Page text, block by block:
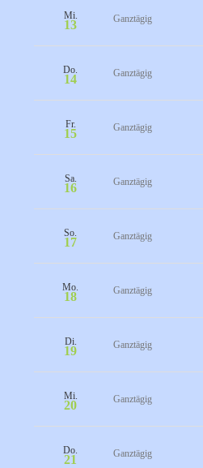
Mi.
13 Ganztägig
Do.
14 Ganztägig
Fr.
15 Ganztägig
Sa.
16 Ganztägig
So.
17 Ganztägig
Mo.
18 Ganztägig
Di.
19 Ganztägig
Mi.
20 Ganztägig
Do.
21 Ganztägig